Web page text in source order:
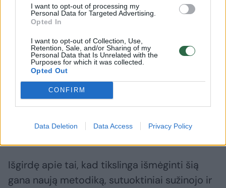
I want to opt-out of processing my
Personal Data for Targeted Advertising.
Opted In
I want to opt-out of Collection, Use,
Retention, Sale, and/or Sharing of my
Personal Data that Is Unrelated with the
Purposes for which it was collected.
Opted Out
CONFIRM
Data Deletion Data Access Privacy Policy
naudinga imunoterapija.
„Noriu pasakyti ačiū savo šeimai už didžiulį
palaikymą šiuo nelengvu metu, taip pat labai
dėkoju visiems draugams, pažįstamiems ir
nepažįstamiems žmonėms, Rimanto Kaukėno
labdaros ir paramos fondui, kurie man
moteris.
Išgirdę apie tai, kad tikslinga išmėginti šią
gana naują metodiką, sutuoktiniai sužinojo ir